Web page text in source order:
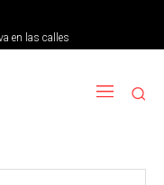
en las calles